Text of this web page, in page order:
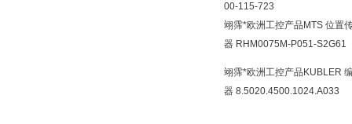
00-115-723
翊霈*欧洲工控产品MTS 位置
器 RHM0075M-P051-S2G61
翊霈*欧洲工控产品KUBLER
器 8.5020.4500.1024.A033